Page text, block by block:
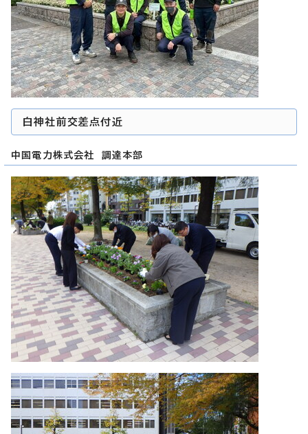
白神社前交差点付近
中国電力株式会社 調達本部